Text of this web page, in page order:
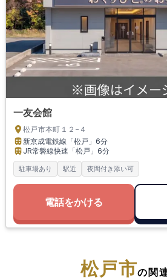
一友会館
松戸市本町１２−４
新京成電鉄線「松戸」 6分
JR常磐線快速「松戸」 6分
駐車場あり 駅近 夜間付き添い可
電話をかける
松戸市の関